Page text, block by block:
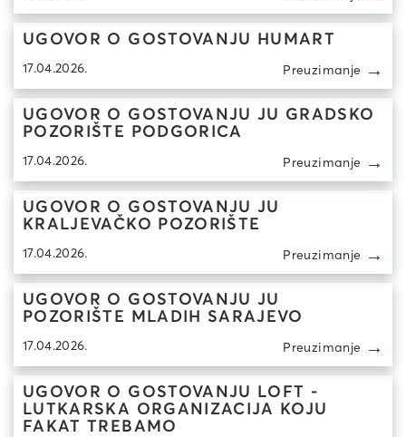
UGOVOR O GOSTOVANJU HUMART
17.04.2026. Preuzimanje →
UGOVOR O GOSTOVANJU JU GRADSKO
POZORIŠTE PODGORICA
17.04.2026. Preuzimanje →
UGOVOR O GOSTOVANJU JU
KRALJEVAČKO POZORIŠTE
17.04.2026. Preuzimanje →
UGOVOR O GOSTOVANJU JU
POZORIŠTE MLADIH SARAJEVO
17.04.2026. Preuzimanje →
UGOVOR O GOSTOVANJU LOFT -
LUTKARSKA ORGANIZACIJA KOJU
FAKAT TREBAMO